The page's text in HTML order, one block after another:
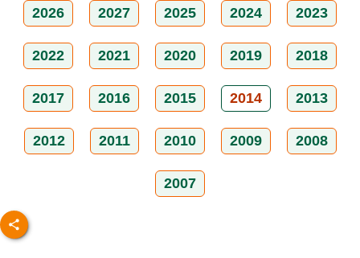
2026 2027 2025 2024 2023
2022 2021 2020 2019 2018
2017 2016 2015 2014 2013
2012 2011 2010 2009 2008
2007